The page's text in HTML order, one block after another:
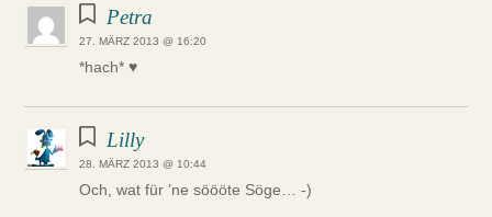
Petra
27. MÄRZ 2013 @ 16:20
*hach* ♥
Lilly
28. MÄRZ 2013 @ 10:44
Och, wat für ’ne söööte Söge… -)